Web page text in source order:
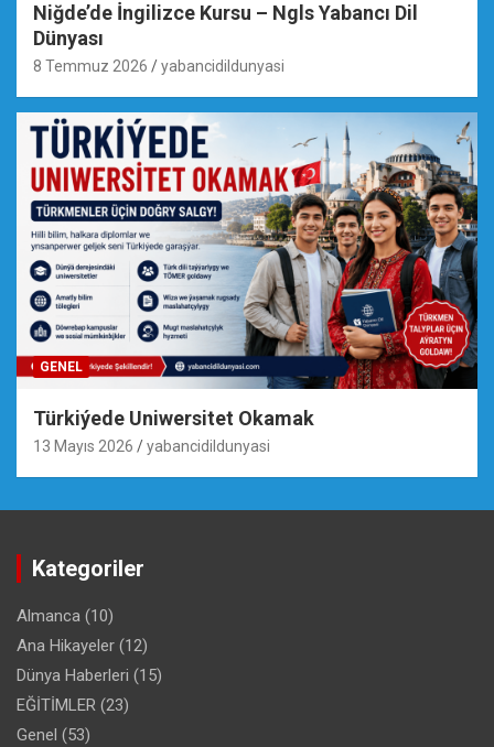
Niğde’de İngilizce Kursu – Ngls Yabancı Dil
Dünyası
8 Temmuz 2026 yabancidildunyasi
GENEL
Türkiýede Uniwersitet Okamak
13 Mayıs 2026 yabancidildunyasi
Kategoriler
Almanca (10)
Ana Hikayeler (12)
Dünya Haberleri (15)
EĞİTİMLER (23)
Genel (53)